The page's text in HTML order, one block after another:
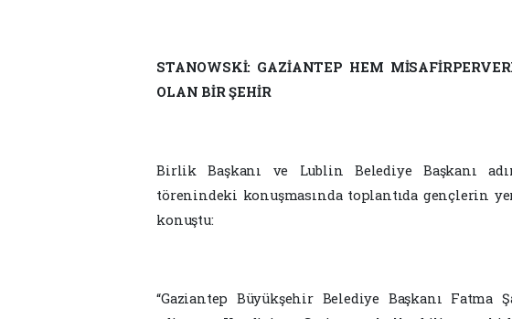
STANOWSKİ: GAZİANTEP HEM
OLAN BİR ŞEHİR
Birlik Başkanı ve Lublin Belediye Başkanı
törenindeki konuşmasında toplantıda gençlerin
konuştu:
“Gaziantep Büyükşehir Belediye Başkanı